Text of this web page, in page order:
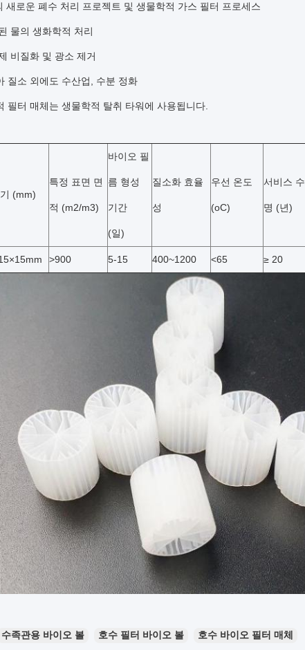
새로운 폐수 처리 프로젝트 및 생물학적 가스 필터 프로세스
물의 생화학적 처리
비질화 및 광소 제거
질소 외에도 수산업, 수분 정화
필터 매체는 생물학적 탈취 타워에 사용됩니다.
(mm)
특정 표면 면
적 (m2/m3)
바이오 필
름 형성
기간
(일)
질소화 효율
성
우선 온도
(oC)
서비스 수
명 (년)
>900 5-15 400~1200 <65 ≥ 20
수족관용 바이오 볼 호수 필터 바이오 볼 호수 바이오 필터 매체